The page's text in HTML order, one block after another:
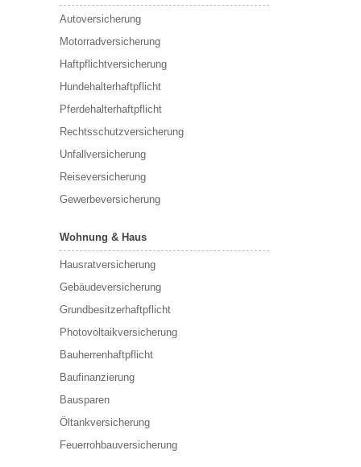
Autoversicherung
Motorradversicherung
Haftpflichtversicherung
Hundehalterhaftpflicht
Pferdehalterhaftpflicht
Rechtsschutzversicherung
Unfallversicherung
Reiseversicherung
Gewerbeversicherung
Wohnung & Haus
Hausratversicherung
Gebäudeversicherung
Grundbesitzerhaftpflicht
Photovoltaikversicherung
Bauherrenhaftpflicht
Baufinanzierung
Bausparen
Öltankversicherung
Feuerrohbauversicherung